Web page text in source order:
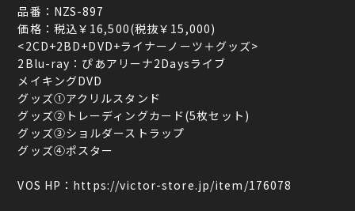
品番：NZS-897
価格：税込￥16,500(税抜￥15,000)
<2CD+2BD+DVD+ライナーノーツ＋グッズ>
2Blu-ray：ぴあアリーナ2Daysライブ
メイキングDVD
グッズ①アクリルスタンド
グッズ②トレーディングカード(5枚セット)
グッズ③ショルダーストラップ
グッズ④ポスター
VOS HP： https://victor-store.jp/item/176078